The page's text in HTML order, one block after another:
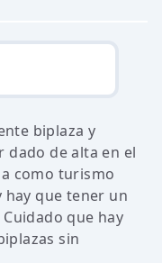
biplaza y
dado de alta en el
como turismo
hay que tener un
que hay
sin